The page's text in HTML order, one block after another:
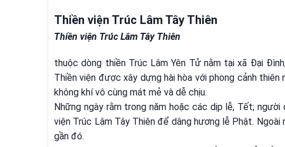
Thiền viện Trúc Lâm Tây Thiên
Thiền viện Trúc Lâm Tây Thiên
thuộc dòng thiền Trúc Lâm Yên Tử nằm tại xã Đại
Thiền viện được xây dựng hài hòa với phong cảnh
không khí vô cùng mát mẻ và dễ chịu.
Những ngày rằm trong năm hoặc các dịp lễ, Tết;
viện Trúc Lâm Tây Thiên để dâng hương lễ Phật.
gần đó.